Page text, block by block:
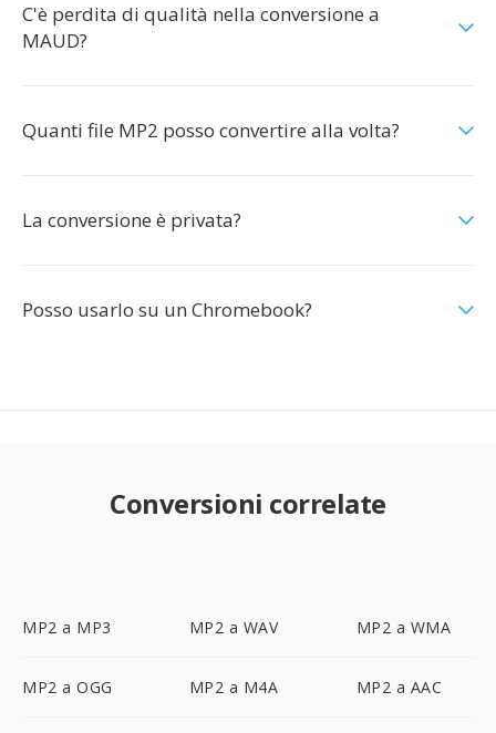
C'è perdita di qualità nella conversione a
MAUD?
Quanti file MP2 posso convertire alla volta?
La conversione è privata?
Posso usarlo su un Chromebook?
Conversioni correlate
MP2 a MP3 MP2 a WAV MP2 a WMA
MP2 a OGG MP2 a M4A MP2 a AAC